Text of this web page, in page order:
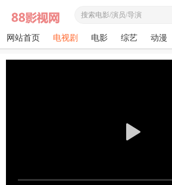
网站首页 电视剧 电影 综艺 动漫